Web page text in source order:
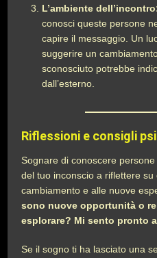
L’ambiente
conosci queste persone
capire il messaggio. Un
suggerire un
sconosciuto potrebbe
dall’esterno.
Riflessioni e consigli
Sognare di conoscere
del tuo inconscio a riflettere
cambiamento e alle nuove
sono nuove opportunità o
esplorare? Mi sento pronto
Se il sogno ti ha lasciato una